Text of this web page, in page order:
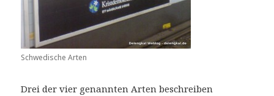
Schwedische Arten
Drei der vier genannten Arten beschreiben